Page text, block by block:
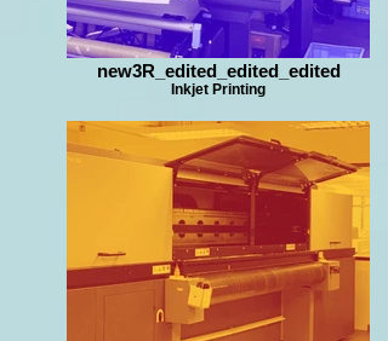
new3R_edited_edited_edited
Inkjet Printing